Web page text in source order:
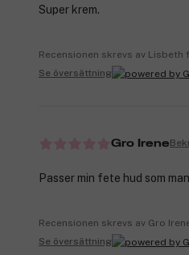
Super krem.
Recensionen skrevs av
Se översättning
Gro Irene
Passer min fete hud som
Recensionen skrevs av Gro
Se översättning